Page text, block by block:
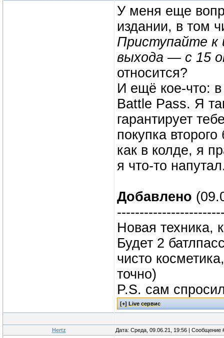
У меня еще
издании, в том
Приступайте к
выхода — с 15
относится?
И ещё кое-что:
Battle Pass. Я
гарантирует
покупка
как в колде, я
я что-то
Добавлено
Новая техника,
Будет 2
чисто
точно)
P.S. сам
Hertz Дата: Среда, 09.06.21, 19:56 | Сообщение